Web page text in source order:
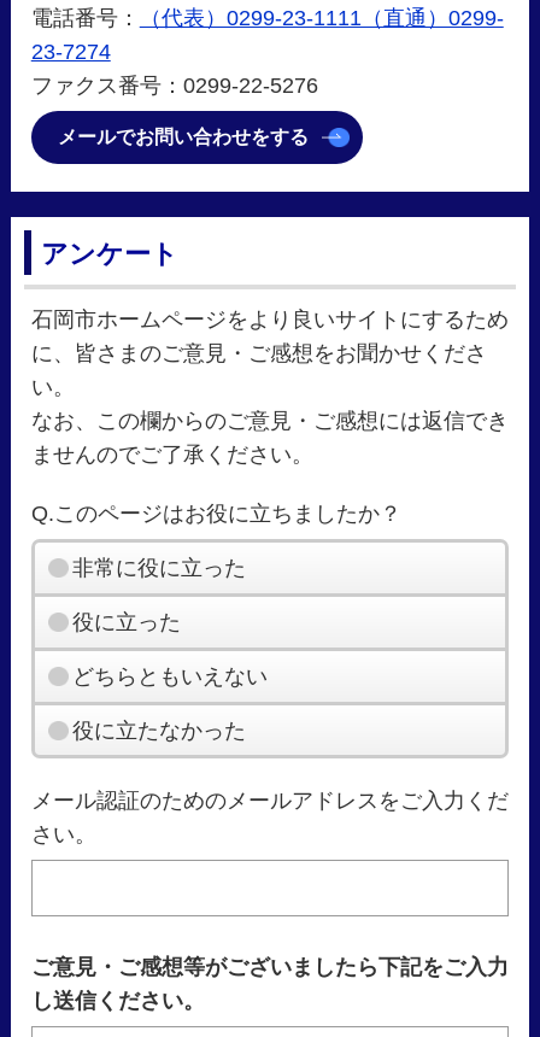
電話番号：
（代表）0299-23-1111（直通）0299-
23-7274
ファクス番号：0299-22-5276
メールでお問い合わせをする
アンケート
石岡市ホームページをより良いサイトにするため
に、皆さまのご意見・ご感想をお聞かせくださ
い。
なお、この欄からのご意見・ご感想には返信でき
ませんのでご了承ください。
Q.このページはお役に立ちましたか？
非常に役に立った
役に立った
どちらともいえない
役に立たなかった
メール認証のためのメールアドレスをご入力くだ
さい。
ご意見・ご感想等がございましたら下記をご入力
し送信ください。